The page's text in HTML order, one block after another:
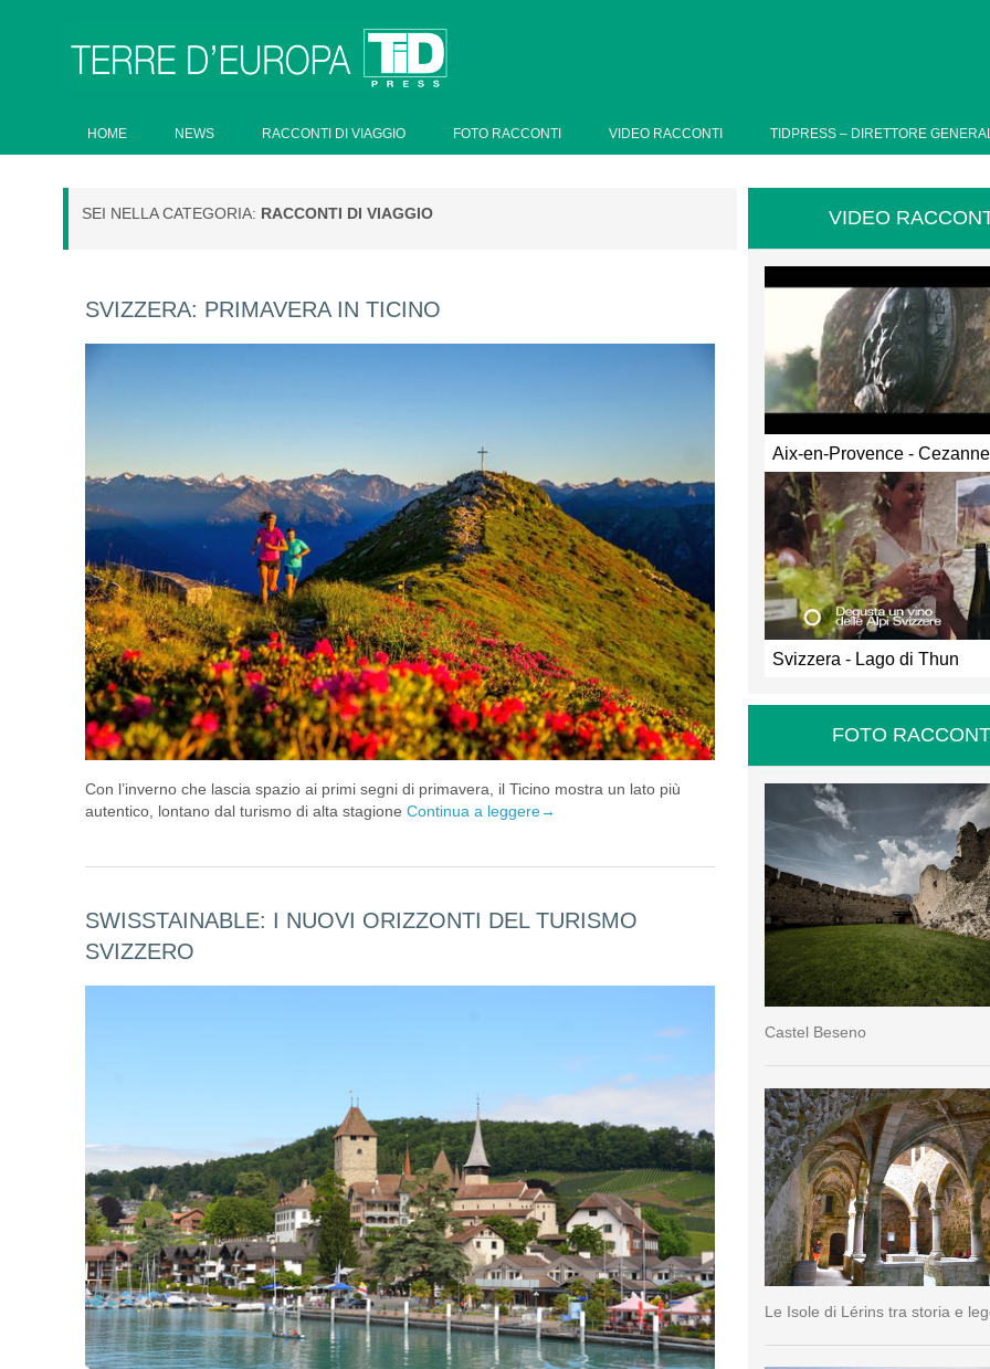
HOME NEWS RACCONTI DI VIAGGIO FOTO RACCONTI VIDEO RACCONTI TIDPRESS – DIRETTORE
SEI NELLA CATEGORIA: RACCONTI DI VIAGGIO
SVIZZERA: PRIMAVERA IN TICINO
Con l’inverno che lascia spazio ai primi segni di primavera, il Ticino mostra un lato più
autentico, lontano dal turismo di alta stagione Continua a leggere→
SWISSTAINABLE: I NUOVI ORIZZONTI DEL TURISMO
SVIZZERO
VIDEO
Aix-en-Provence -
Svizzera - Lago di Thun
FOTO
Castel Beseno
Le Isole di Lérins tra storia e